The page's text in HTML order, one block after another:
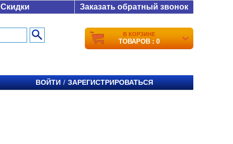
Скидки Заказать обратный звонок
В КОРЗИНЕ
ТОВАРОВ : 0
ВОЙТИ / ЗАРЕГИСТРИРОВАТЬСЯ